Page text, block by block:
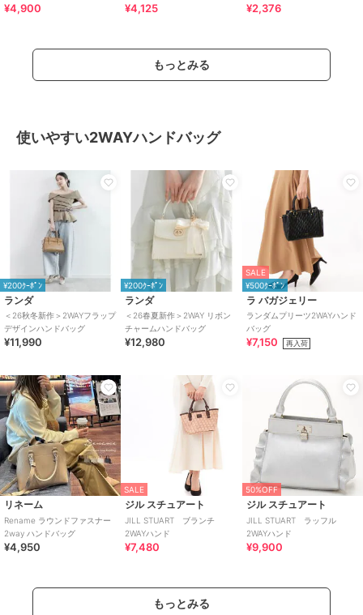
¥4,900
ヒールパンプス
¥4,125 ¥2,376
もっとみる
使いやすい2WAYハンドバッグ
¥200ｸｰﾎﾟﾝ
ランダ
＜26秋冬新作＞2WAYフラップ
デザインハンドバッグ
¥11,990
¥200ｸｰﾎﾟﾝ
ランダ
＜26春夏新作＞2WAY リボン
チャームハンドバッグ
¥12,980
SALE
¥500ｸｰﾎﾟﾝ
ラ バガジェリー
ランダムプリーツ2WAYハンド
バッグ
¥7,150 再入荷
リネーム
Rename ラウンドファスナー
2way ハンドバッグ
¥4,950
SALE
ジル スチュアート
JILL STUART ブランチ
2WAYハンド
¥7,480
50%OFF
ジル スチュアート
JILL STUART ラッフル
2WAYハンド
¥9,900
もっとみる